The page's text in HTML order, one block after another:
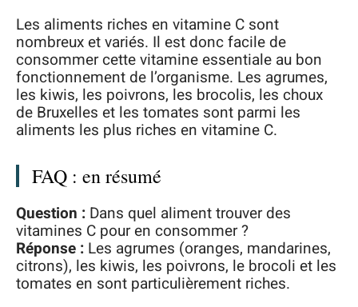
Les aliments riches en vitamine C sont
nombreux et variés. Il est donc facile de
consommer cette vitamine essentiale au bon
fonctionnement de l’organisme. Les agrumes,
les kiwis, les poivrons, les brocolis, les choux
de Bruxelles et les tomates sont parmi les
aliments les plus riches en vitamine C.
FAQ : en résumé
Question : Dans quel aliment trouver des
vitamines C pour en consommer ?
Réponse : Les agrumes (oranges, mandarines,
citrons), les kiwis, les poivrons, le brocoli et les
tomates en sont particulièrement riches.